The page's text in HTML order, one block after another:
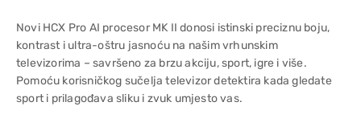
Novi HCX Pro AI procesor MK II donosi istinski preciznu boju,
kontrast i ultra-oštru jasnoću na našim vrhunskim
televizorima – savršeno za brzu akciju, sport, igre i više.
Pomoću korisničkog sučelja televizor detektira kada gledate
sport i prilagođava sliku i zvuk umjesto vas.